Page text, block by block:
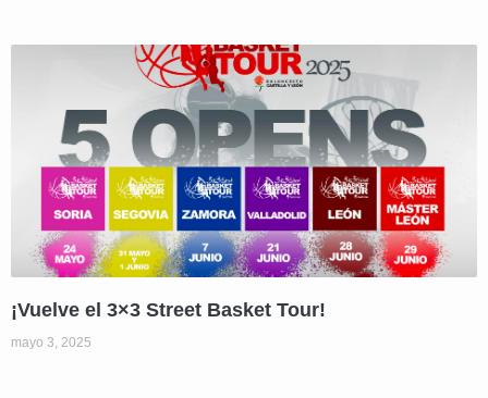
¡Vuelve el 3×3 Street Basket Tour!
mayo 3, 2025